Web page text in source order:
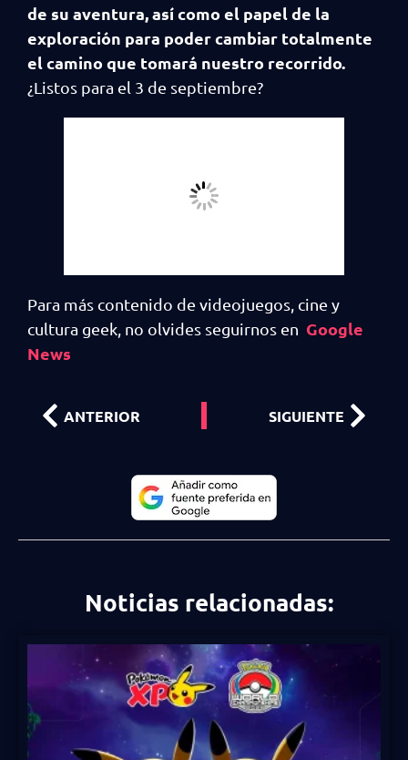
de su aventura, así como el papel de la
exploración para poder cambiar totalmente
el camino que tomará nuestro recorrido.
¿Listos para el 3 de septiembre?
Para más contenido de videojuegos, cine y
cultura geek, no olvides seguirnos en Google
News
ANTERIOR SIGUIENTE
Noticias relacionadas: